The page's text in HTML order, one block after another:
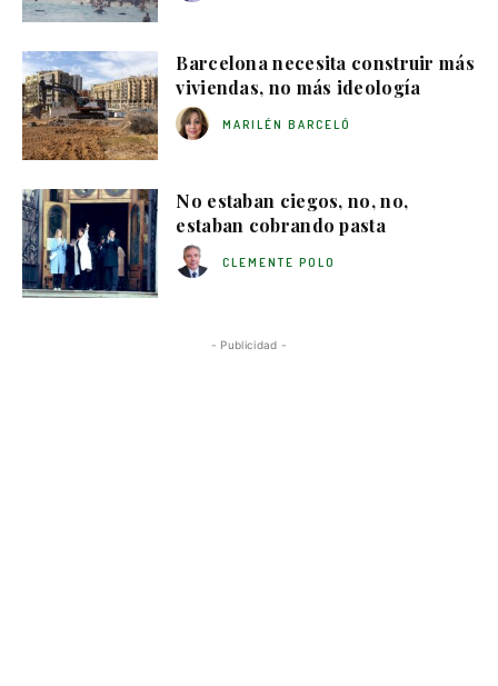
Barcelona necesita construir más
viviendas, no más ideología
MARILÉN BARCELÓ
No estaban ciegos, no, no,
estaban cobrando pasta
CLEMENTE POLO
- Publicidad -